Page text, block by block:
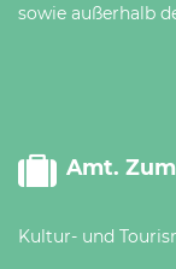
sowie außerhalb
Amt.
Kultur- und